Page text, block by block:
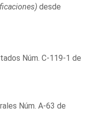
desde
Núm. C-119-1 de
Núm. A-63 de